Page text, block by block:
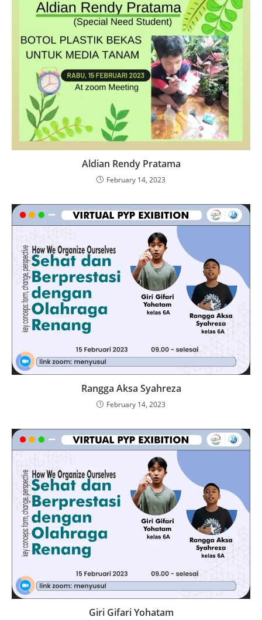
Aldian Rendy Pratama
February 14, 2023
Rangga Aksa Syahreza
February 14, 2023
Giri Gifari Yohatam